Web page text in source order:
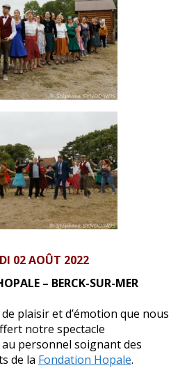
02 AOÛT 2022
– BERCK-SUR-MER
de plaisir et d’émotion que nous
notre spectacle
personnel soignant des
de la Fondation Hopale.